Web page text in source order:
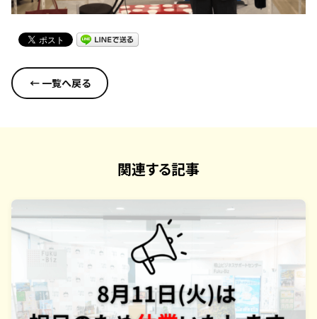
← 一覧へ戻る
関連する記事